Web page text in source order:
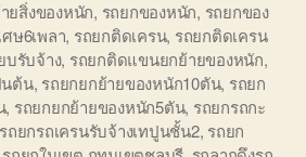
ยสิ่งของหนัก, รถยกของหนัก, รถยกของ
ษ6เพลา, รถยกติดเครน, รถยกติดเครน
บรับจ้าง, รถยกติดแขนยกย้ายของหนัก,
นต้น, รถยกยกย้ายของหนัก10ตัน, รถยก
, รถยกยกย้ายของหนัก5ตัน, รถยกรถกะ
รถยกรถเครนรับจ้างเทปูนชั้น2, รถยก